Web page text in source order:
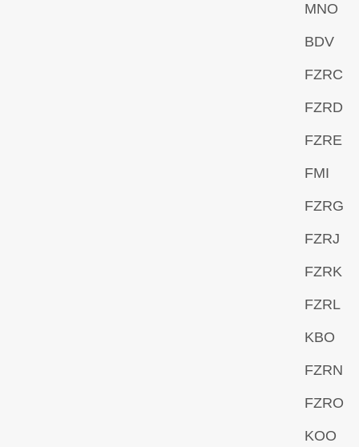
MNO
BDV
FZRC
FZRD
FZRE
FMI
FZRG
FZRJ
FZRK
FZRL
KBO
FZRN
FZRO
KOO